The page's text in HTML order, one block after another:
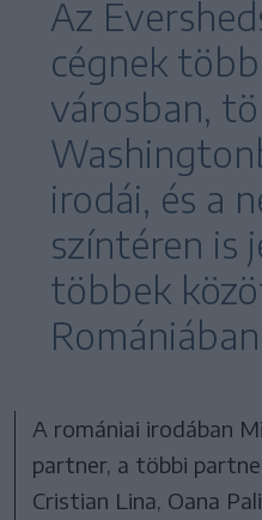
Az
cégnek
városban,
irodái, és a
színtéren is
többek
A romániai irodában
partner, a többi
Cristian Lina, Oana